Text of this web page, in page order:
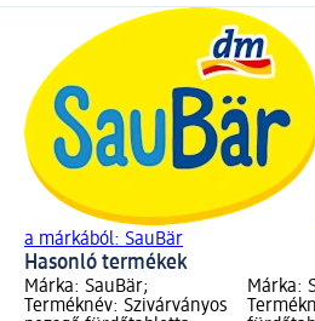
a márkából: SauBär
Hasonló termékek
Márka: SauBär;
Terméknév: Szivárványos
Márka: